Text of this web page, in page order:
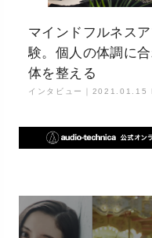
マインドフルネス
験。個人の体調に
体を整える
インタビュー｜ 2021.01.15